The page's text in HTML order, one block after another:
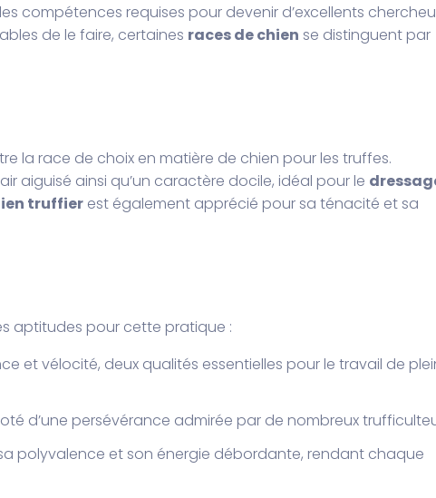
compétences requises pour devenir d’excellents
de le faire, certaines races de chien se distinguent par
la race de choix en matière de chien pour les truffes.
aiguisé ainsi qu’un caractère docile, idéal pour le
truffierest également apprécié pour sa ténacité et sa
aptitudes pour cette pratique :
et vélocité, deux qualités essentielles pour le travail de
d’une persévérance admirée par de nombreux
polyvalence et son énergie débordante, rendant chaque